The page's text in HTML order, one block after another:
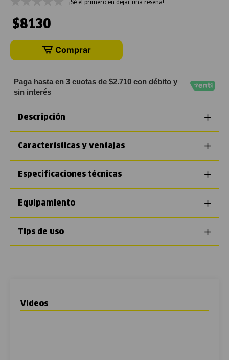
¡Sé el primero en dejar una reseña!
$8130
Comprar
Paga hasta en 3 cuotas de $2.710 con débito y
sin interés
Descripción
Características y ventajas
Especificaciones técnicas
Equipamiento
Tips de uso
Videos